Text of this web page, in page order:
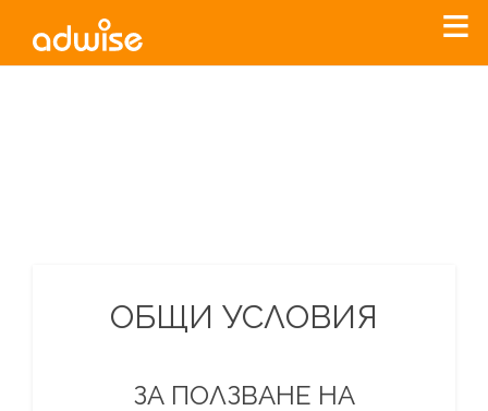
ОБЩИ УСЛОВИЯ
ЗА ПОЛЗВАНЕ НА